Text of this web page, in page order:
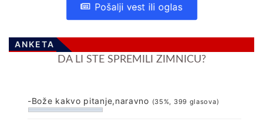
Pošalji vest ili oglas
ANKETA
DA LI STE SPREMILI ZIMNICU?
-Bože kakvo pitanje,naravno (35%, 399 glasova)